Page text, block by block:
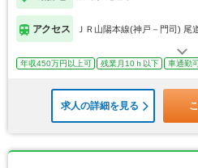
アクセス ＪＲ山陽本線(神戸－門司) 尾
年収450万円以上可 残業月10ｈ以下 車通勤
求人の詳細を見る